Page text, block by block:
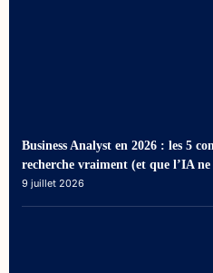
Business Analyst en 2026 : les 5
recherche vraiment (et que l’IA
9 juillet 2026